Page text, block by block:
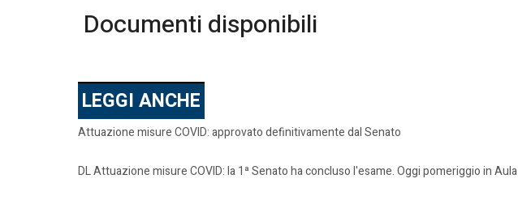
Documenti disponibili
LEGGI ANCHE
Attuazione misure COVID: approvato definitivamente dal Senato
DL Attuazione misure COVID: la 1ª Senato ha concluso l'esame. Oggi pomeriggio in Aula